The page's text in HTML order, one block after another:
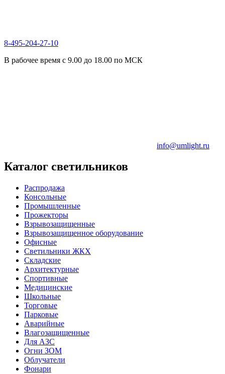
8-495-204-27-10
В рабочее время с 9.00 до 18.00 по МСК
info@umlight.ru
Каталог светильников
Распродажа
Консольные
Промышленные
Прожекторы
Взрывозащищенные
Взрывозащищенное оборудование
Офисные
Cветильники ЖКХ
Складские
Архитектурные
Спортивные
Медицинские
Школьные
Торговые
Парковые
Аварийные
Влагозащищенные
Для АЗС
Огни ЗОМ
Облучатели
Фонари